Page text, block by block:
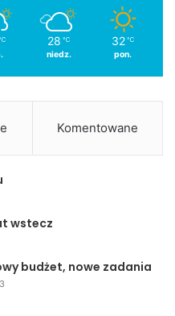
28 ℃
niedz.
32 ℃
pon.
Komentowane
wstecz
budżet, nowe zadania